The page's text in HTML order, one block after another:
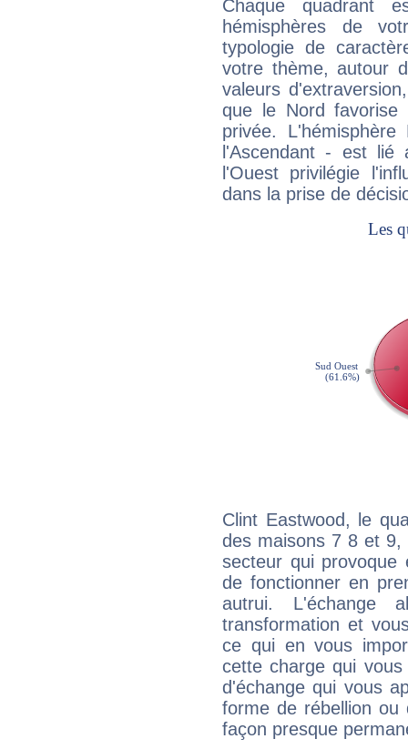
Chaque quadrant
hémisphères de
typologie de
votre thème, autour
valeurs
que le Nord favorise
privée.
l'Ascendant - est
l'Ouest privilégie
dans la prise de
Clint Eastwood, le
des maisons 7 8 et
secteur qui provoque
de fonctionner en
autrui. L'échange
transformation et
ce qui en vous
cette charge qui
d'échange qui vous
forme de rébellion ou
façon presque